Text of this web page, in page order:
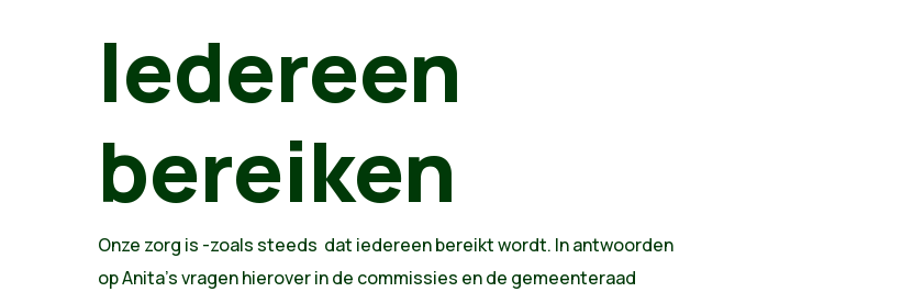
Iedereen
bereiken
Onze zorg is -zoals steeds dat iedereen bereikt wordt. In antwoorden
op Anita's vragen hierover in de commissies en de gemeenteraad